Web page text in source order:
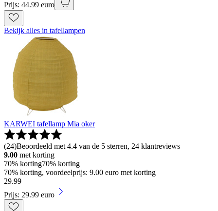
Prijs: 44.99 euro
Bekijk alles in tafellampen
KARWEI tafellamp Mia oker
(24)Beoordeeld met 4.4 van de 5 sterren, 24 klantreviews
9.00 met korting
70% korting70% korting
70% korting, voordeelprijs: 9.00 euro met korting
29.99
Prijs: 29.99 euro